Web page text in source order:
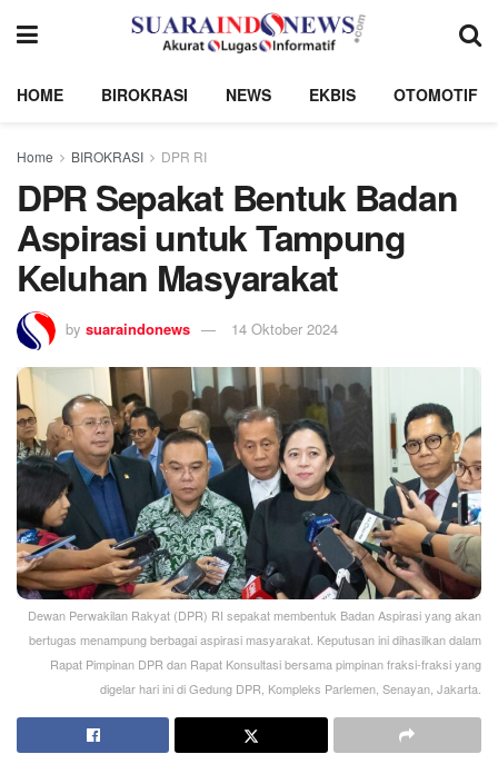
HOME BIROKRASI NEWS EKBIS OTOMOTIF
Home BIROKRASI DPR RI
DPR Sepakat Bentuk Badan
Aspirasi untuk Tampung
Keluhan Masyarakat
by suaraindonews 14 Oktober 2024
Dewan Perwakilan Rakyat (DPR) RI sepakat membentuk Badan Aspirasi yang akan
bertugas menampung berbagai aspirasi masyarakat. Keputusan ini dihasilkan dalam
Rapat Pimpinan DPR dan Rapat Konsultasi bersama pimpinan fraksi-fraksi yang
digelar hari ini di Gedung DPR, Kompleks Parlemen, Senayan, Jakarta.